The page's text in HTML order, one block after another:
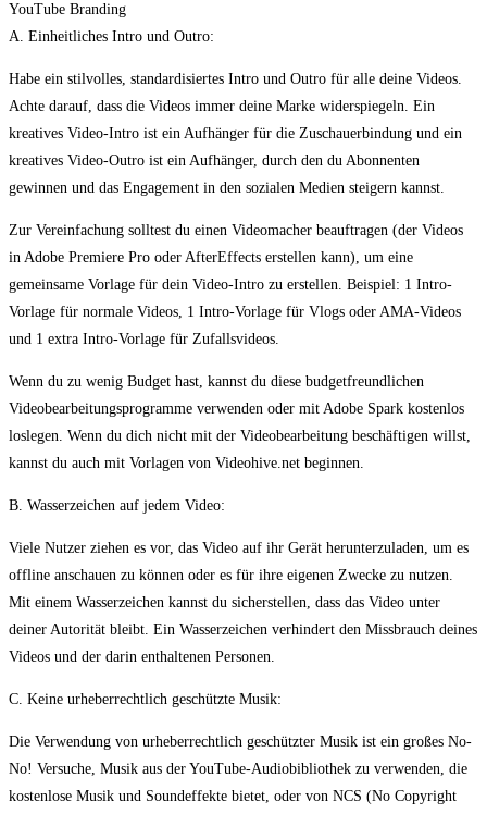
YouTube Branding
A. Einheitliches Intro und Outro:
Habe ein stilvolles, standardisiertes Intro und Outro für alle deine Videos.
Achte darauf, dass die Videos immer deine Marke widerspiegeln. Ein
kreatives Video-Intro ist ein Aufhänger für die Zuschauerbindung und ein
kreatives Video-Outro ist ein Aufhänger, durch den du Abonnenten
gewinnen und das Engagement in den sozialen Medien steigern kannst.
Zur Vereinfachung solltest du einen Videomacher beauftragen (der Videos
in Adobe Premiere Pro oder AfterEffects erstellen kann), um eine
gemeinsame Vorlage für dein Video-Intro zu erstellen. Beispiel: 1 Intro-
Vorlage für normale Videos, 1 Intro-Vorlage für Vlogs oder AMA-Videos
und 1 extra Intro-Vorlage für Zufallsvideos.
Wenn du zu wenig Budget hast, kannst du diese budgetfreundlichen
Videobearbeitungsprogramme verwenden oder mit Adobe Spark kostenlos
loslegen. Wenn du dich nicht mit der Videobearbeitung beschäftigen willst,
kannst du auch mit Vorlagen von Videohive.net beginnen.
B. Wasserzeichen auf jedem Video:
Viele Nutzer ziehen es vor, das Video auf ihr Gerät herunterzuladen, um es
offline anschauen zu können oder es für ihre eigenen Zwecke zu nutzen.
Mit einem Wasserzeichen kannst du sicherstellen, dass das Video unter
deiner Autorität bleibt. Ein Wasserzeichen verhindert den Missbrauch deines
Videos und der darin enthaltenen Personen.
C. Keine urheberrechtlich geschützte Musik:
Die Verwendung von urheberrechtlich geschützter Musik ist ein großes No-
No! Versuche, Musik aus der YouTube-Audiobibliothek zu verwenden, die
kostenlose Musik und Soundeffekte bietet, oder von NCS (No Copyright